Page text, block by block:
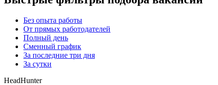
Без опыта работы
От прямых работодателей
Полный день
Сменный график
За последние три дня
За сутки
HeadHunter